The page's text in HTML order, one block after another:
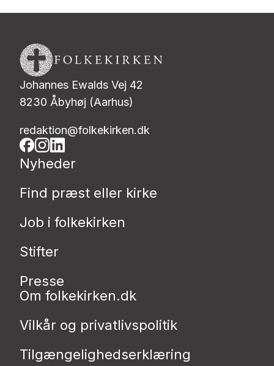
Johannes Ewalds Vej 42
8230 Åbyhøj (Aarhus)
redaktion@folkekirken.dk
Nyheder
Find præst eller kirke
Job i folkekirken
Stifter
Presse
Om folkekirken.dk
Vilkår og privatlivspolitik
Tilgængelighedserklæring